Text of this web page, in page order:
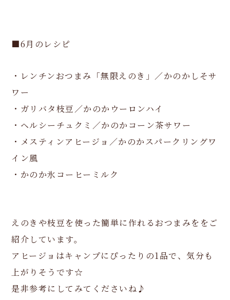
■6月のレシピ
・レンチンおつまみ「無限えのき」／かのかしそサ
ワー
・ガリバタ枝豆／かのかウーロンハイ
・ヘルシーチュクミ／かのかコーン茶サワー
・メスティンアヒージョ／かのかスパークリングワ
イン風
・かのか氷コーヒーミルク
えのきや枝豆を使った簡単に作れるおつまみををご
紹介しています。
アヒージョはキャンプにぴったりの1品で、気分も
上がりそうです☆
是非参考にしてみてくださいね♪